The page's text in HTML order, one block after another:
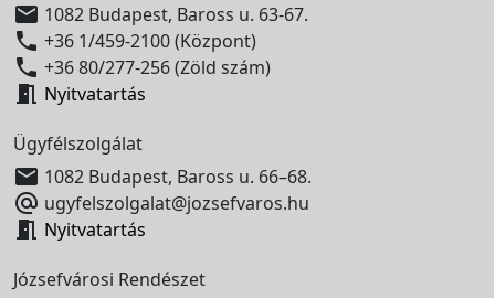
 1082 Budapest, Baross u. 63-67.
 +36 1/459-2100 (Központ)
 +36 80/277-256 (Zöld szám)
 Nyitvatartás
Ügyfélszolgálat
 1082 Budapest, Baross u. 66–68.
 ugyfelszolgalat@jozsefvaros.hu
 Nyitvatartás
Józsefvárosi Rendészet